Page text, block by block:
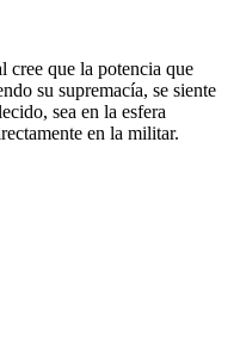
cree que la potencia que
su supremacía, se siente
sea en la esfera
en la militar.